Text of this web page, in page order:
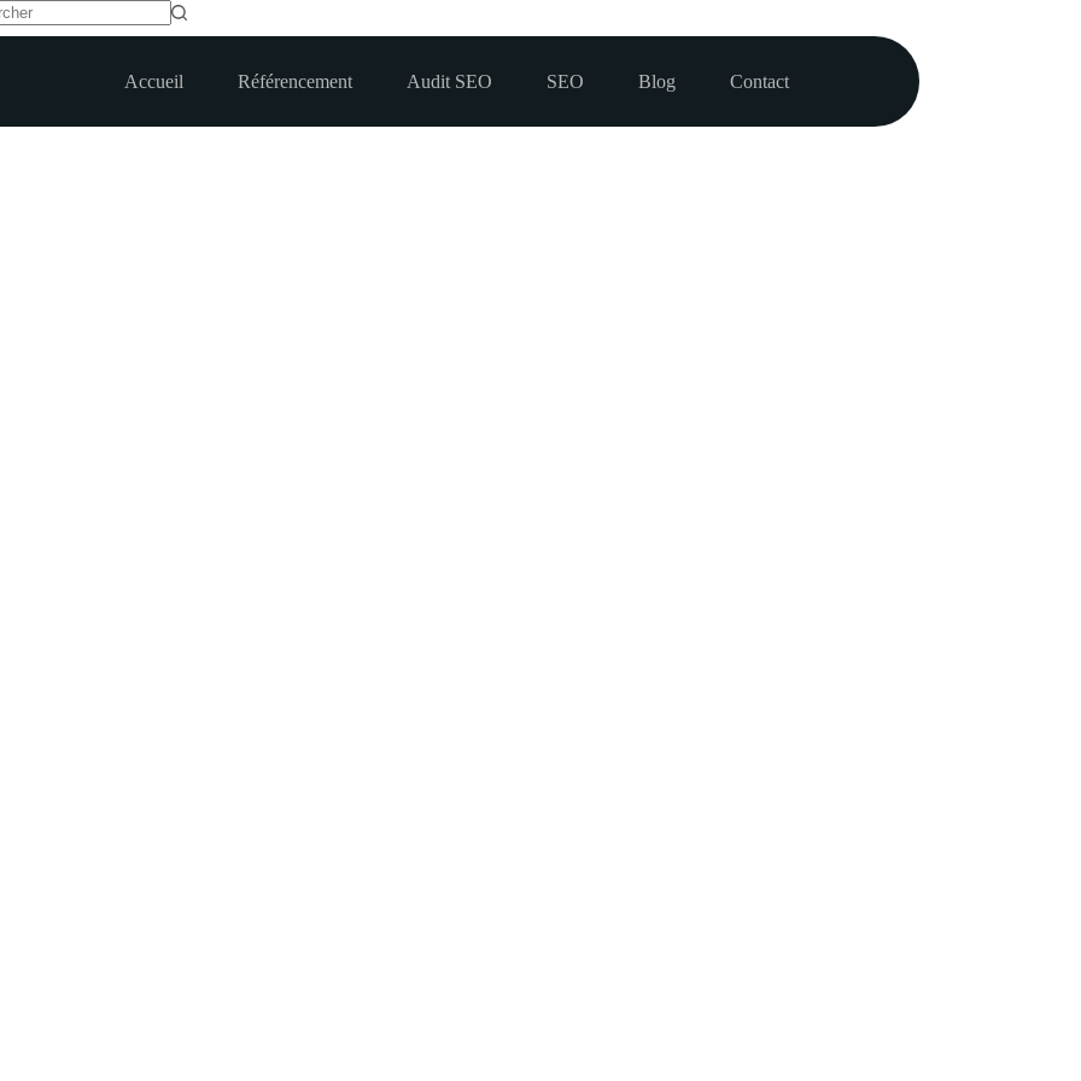
Accueil
Référencement Audit SEO SEO Blog Contact